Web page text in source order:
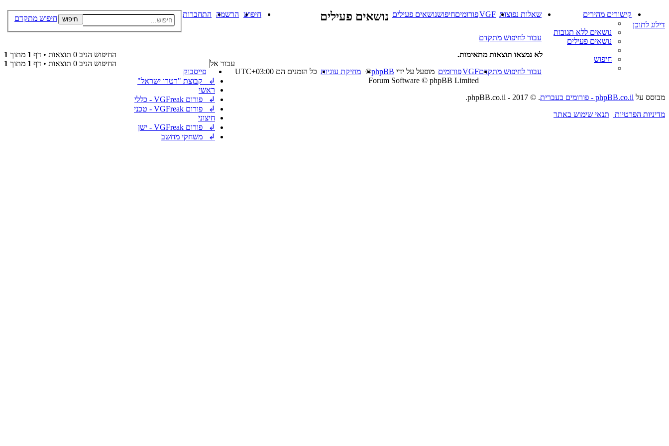
דילוג לתוכן
חיפוש חיפוש מתקדם קישורים מהירים
נושאים ללא תגובות
נושאים פעילים
חיפוש
שאלות נפוצות התחברות הרשמה VGFפורומיםחיפושנושאים פעילים חיפוש נושאים פעילים
עבור לחיפוש מתקדם
החיפוש הניב 0 תוצאות • דף
1 מתוך 1
לא נמצאו תוצאות מתאימות.
החיפוש הניב 0 תוצאות • דף
1 מתוך 1
עבור לחיפוש מתקדם
עבור אל
פייסבוק
↲ קבוצת "רטרו ישראל"
ראשי
↲ פורום VGFreak - כללי
↲ פורום VGFreak - טכני
חיצוני
↲ פורום VGFreak - ישן
↲ משחקי מחשב
VGFפורומים כל הזמנים הם UTC+03:00 מחיקת עוגיות מופעל על ידי phpBB
®
Forum Software © phpBB Limited
מבוסס על phpBB.co.il - פורומים בעברית
. © 2017 - phpBB.co.il.
מדיניות הפרטיות | תנאי שימוש באתר